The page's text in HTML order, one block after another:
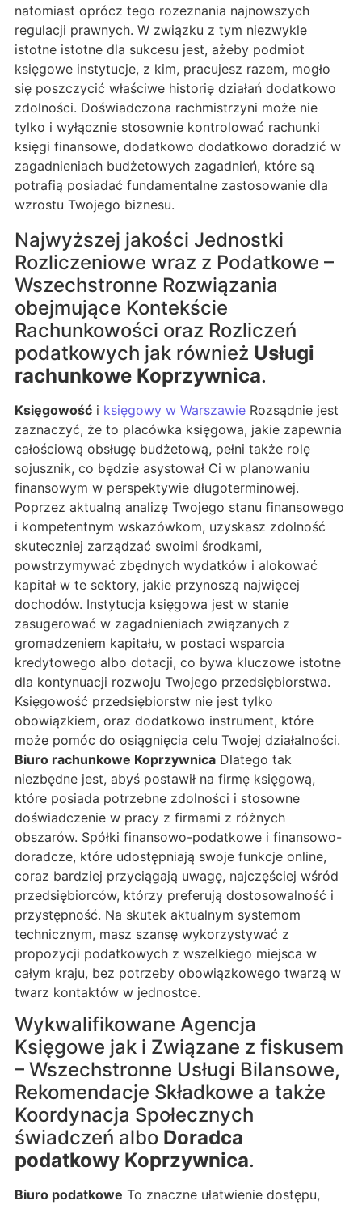
natomiast oprócz tego rozeznania najnowszych
regulacji prawnych. W związku z tym niezwykle
istotne istotne dla sukcesu jest, ażeby podmiot
księgowe instytucje, z kim, pracujesz razem, mogło
się poszczycić właściwe historię działań dodatkowo
zdolności. Doświadczona rachmistrzyni może nie
tylko i wyłącznie stosownie kontrolować rachunki
księgi finansowe, dodatkowo dodatkowo doradzić w
zagadnieniach budżetowych zagadnień, które są
potrafią posiadać fundamentalne zastosowanie dla
wzrostu Twojego biznesu.
Najwyższej jakości Jednostki
Rozliczeniowe wraz z Podatkowe –
Wszechstronne Rozwiązania
obejmujące Kontekście
Rachunkowości oraz Rozliczeń
podatkowych jak również Usługi
rachunkowe Koprzywnica.
Księgowość i księgowy w Warszawie Rozsądnie jest
zaznaczyć, że to placówka księgowa, jakie zapewnia
całościową obsługę budżetową, pełni także rolę
sojusznik, co będzie asystował Ci w planowaniu
finansowym w perspektywie długoterminowej.
Poprzez aktualną analizę Twojego stanu finansowego
i kompetentnym wskazówkom, uzyskasz zdolność
skuteczniej zarządzać swoimi środkami,
powstrzymywać zbędnych wydatków i alokować
kapitał w te sektory, jakie przynoszą najwięcej
dochodów. Instytucja księgowa jest w stanie
zasugerować w zagadnieniach związanych z
gromadzeniem kapitału, w postaci wsparcia
kredytowego albo dotacji, co bywa kluczowe istotne
dla kontynuacji rozwoju Twojego przedsiębiorstwa.
Księgowość przedsiębiorstw nie jest tylko
obowiązkiem, oraz dodatkowo instrument, które
może pomóc do osiągnięcia celu Twojej działalności.
Biuro rachunkowe Koprzywnica Dlatego tak
niezbędne jest, abyś postawił na firmę księgową,
które posiada potrzebne zdolności i stosowne
doświadczenie w pracy z firmami z różnych
obszarów. Spółki finansowo-podatkowe i finansowo-
doradcze, które udostępniają swoje funkcje online,
coraz bardziej przyciągają uwagę, najczęściej wśród
przedsiębiorców, którzy preferują dostosowalność i
przystępność. Na skutek aktualnym systemom
technicznym, masz szansę wykorzystywać z
propozycji podatkowych z wszelkiego miejsca w
całym kraju, bez potrzeby obowiązkowego twarzą w
twarz kontaktów w jednostce.
Wykwalifikowane Agencja
Księgowe jak i Związane z fiskusem
– Wszechstronne Usługi Bilansowe,
Rekomendacje Składkowe a także
Koordynacja Społecznych
świadczeń albo Doradca
podatkowy Koprzywnica.
Biuro podatkowe To znaczne ułatwienie dostępu,